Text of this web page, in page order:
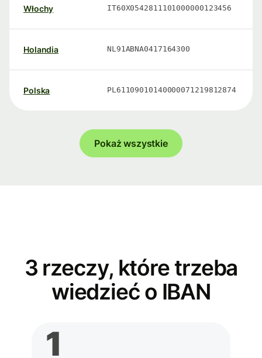
Włochy IT60X0542811101000000123456
Holandia NL91ABNA0417164300
Polska PL61109010140000071219812874
Pokaż wszystkie
3 rzeczy, które trzeba
wiedzieć o IBAN
1